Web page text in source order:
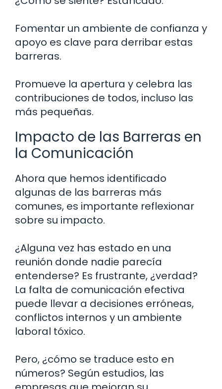
Fomentar un ambiente de confianza y
apoyo es clave para derribar estas
barreras.
Promueve la apertura y celebra las
contribuciones de todos, incluso las
más pequeñas.
Impacto de las Barreras en
la Comunicación
Ahora que hemos identificado
algunas de las barreras más
comunes, es importante reflexionar
sobre su impacto.
¿Alguna vez has estado en una
reunión donde nadie parecía
entenderse? Es frustrante, ¿verdad?
La falta de comunicación efectiva
puede llevar a decisiones erróneas,
conflictos internos y un ambiente
laboral tóxico.
Pero, ¿cómo se traduce esto en
números? Según estudios, las